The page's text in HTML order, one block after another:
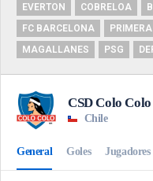
EVERTON
COBRELOA
FC BARCELONA
MAGALLANES
PSG